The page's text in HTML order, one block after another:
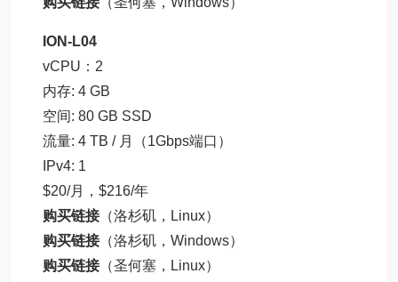
ION-L04
vCPU：2
内存: 4 GB
空间: 80 GB SSD
流量: 4 TB / 月（1Gbps端口）
IPv4: 1
$20/月，$216/年
购买链接（洛杉矶，Linux）
购买链接（洛杉矶，Windows）
购买链接（圣何塞，Linux）